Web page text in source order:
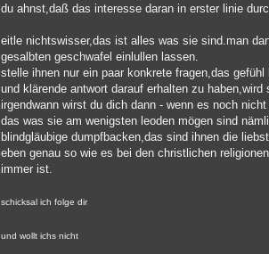
du ahnst,daß das interesse daran in erster linie
eitle nichtswisser,das ist alles was sie sind.man
gesalbten geschwafel einlullen lassen.
stelle ihnen nur ein paar konkrete fragen,das
und klärende antwort darauf erhalten zu
irgendwann wirst du dich dann - wenn es noch
das was sie am wenigsten leoden mögen sind
blindgläubige dumpfbacken,das sind ihnen die
eben genau so wie es bei den christlichen
immer ist.
schicksal ich folge dir
und wollt ichs nicht